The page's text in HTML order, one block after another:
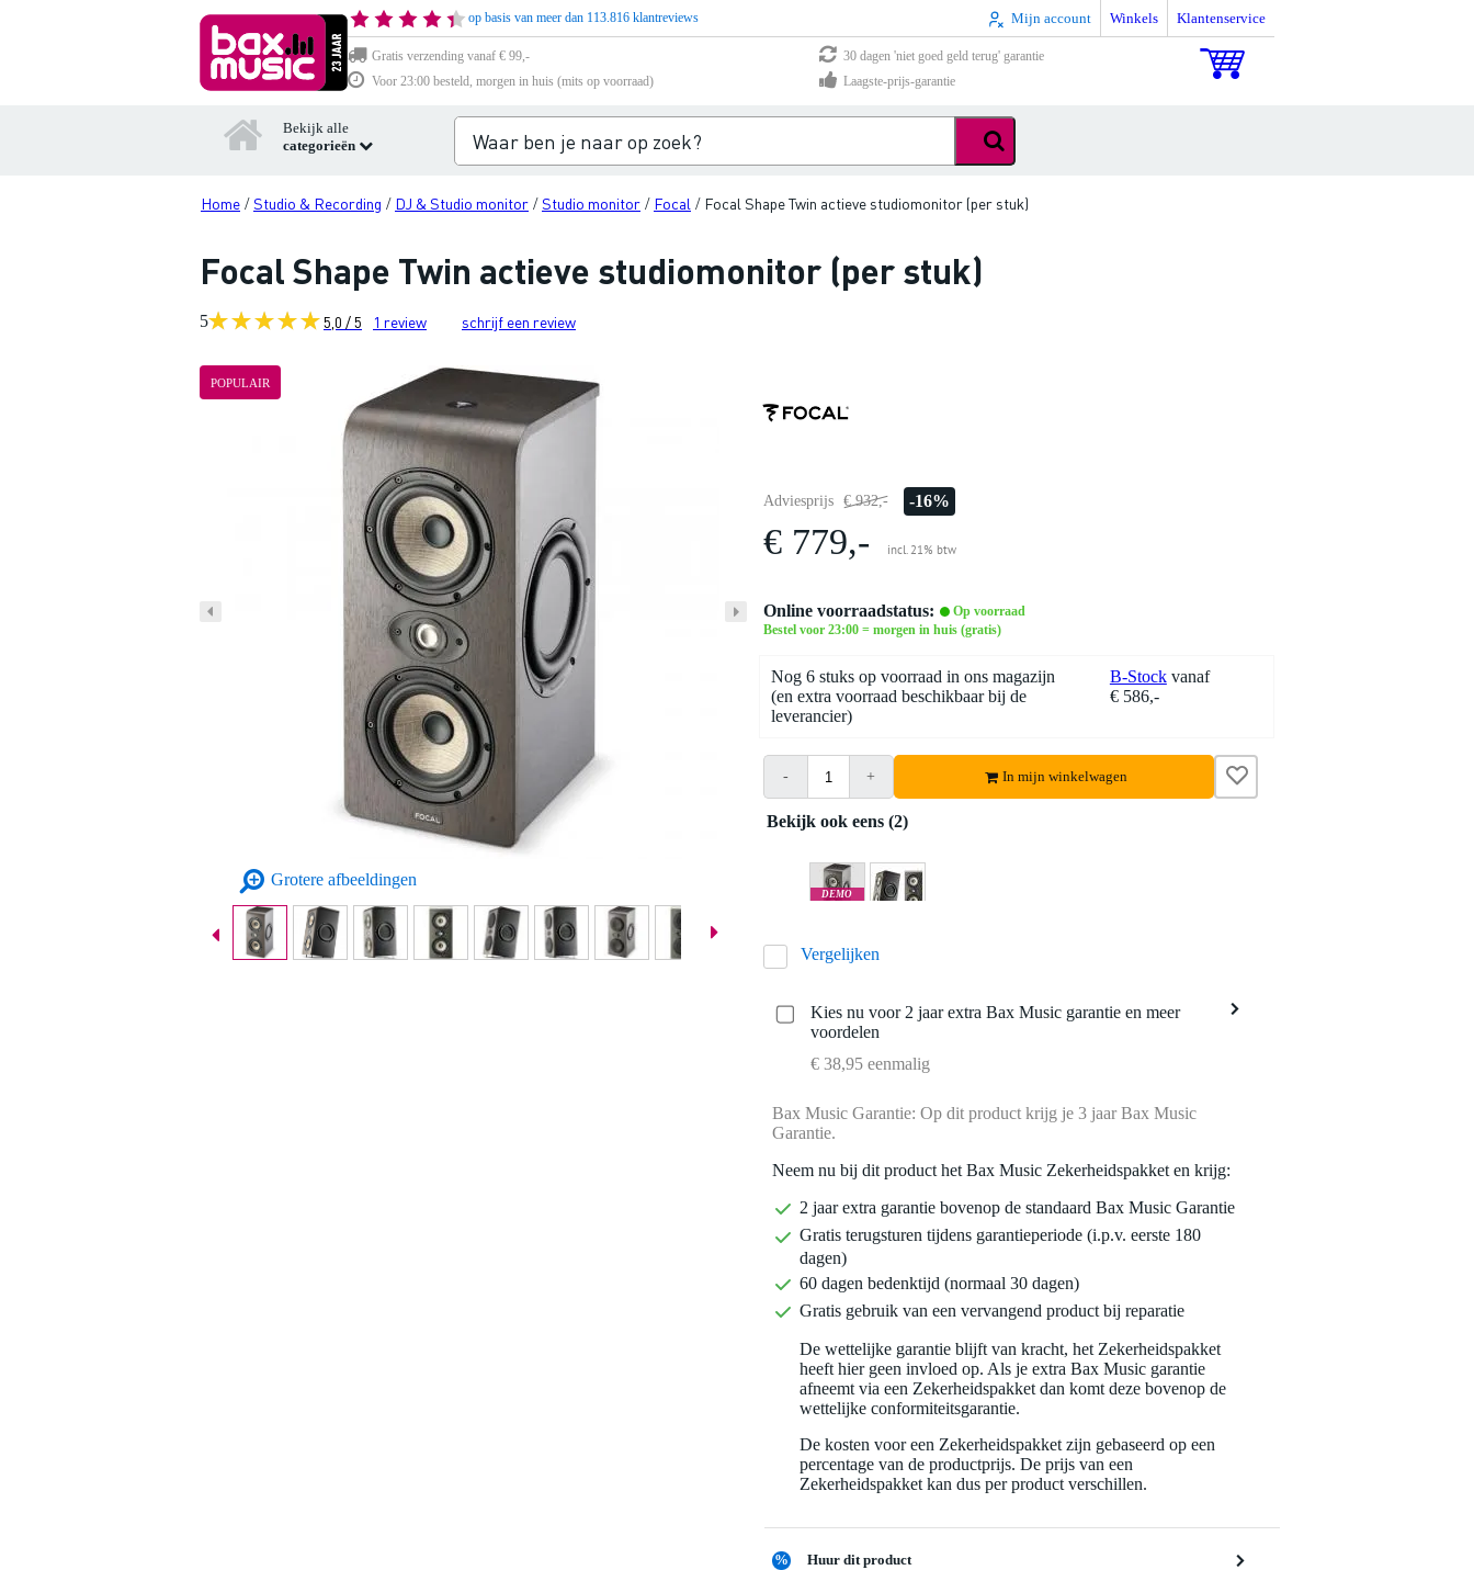
op basis van meer dan 113.816 klantreviews Mijn account Winkels Klantenservice
Gratis verzending vanaf € 99,-
30 dagen 'niet goed geld terug' garantie
Voor 23:00 besteld, morgen in huis (mits op voorraad)
Laagste-prijs-garantie
Bekijk alle
categorieën
Home /Studio & Recording / DJ & Studio monitor /Studio monitor / Focal / Focal Shape Twin actieve studiomonitor (per stuk)
Focal Shape Twin actieve studiomonitor (per stuk)
5 5,0 / 5 1 review schrijf een review
POPULAIR
Grotere afbeeldingen
Adviesprijs € 932,- -16%
€ 779,- incl. 21% btw
Online voorraadstatus:
Op voorraad
Bestel voor 23:00 = morgen in huis (gratis)
Nog 6 stuks op voorraad in ons magazijn
(en extra voorraad beschikbaar bij de
leverancier)
B-Stockvanaf
€ 586,-
- + In mijn winkelwagen
Bekijk ook eens (2)
DEMO
Vergelijken
Kies nu voor 2 jaar extra Bax Music garantie en meer
voordelen
€ 38,95 eenmalig
Bax Music Garantie: Op dit product krijg je 3 jaar Bax Music
Garantie.
Neem nu bij dit product het Bax Music Zekerheidspakket en krijg:
2 jaar extra garantie bovenop de standaard Bax Music Garantie
Gratis terugsturen tijdens garantieperiode (i.p.v. eerste 180
dagen)
60 dagen bedenktijd (normaal 30 dagen)
Gratis gebruik van een vervangend product bij reparatie
De wettelijke garantie blijft van kracht, het Zekerheidspakket
heeft hier geen invloed op. Als je extra Bax Music garantie
afneemt via een Zekerheidspakket dan komt deze bovenop de
wettelijke conformiteitsgarantie.
De kosten voor een Zekerheidspakket zijn gebaseerd op een
percentage van de productprijs. De prijs van een
Zekerheidspakket kan dus per product verschillen.
% Huur dit product